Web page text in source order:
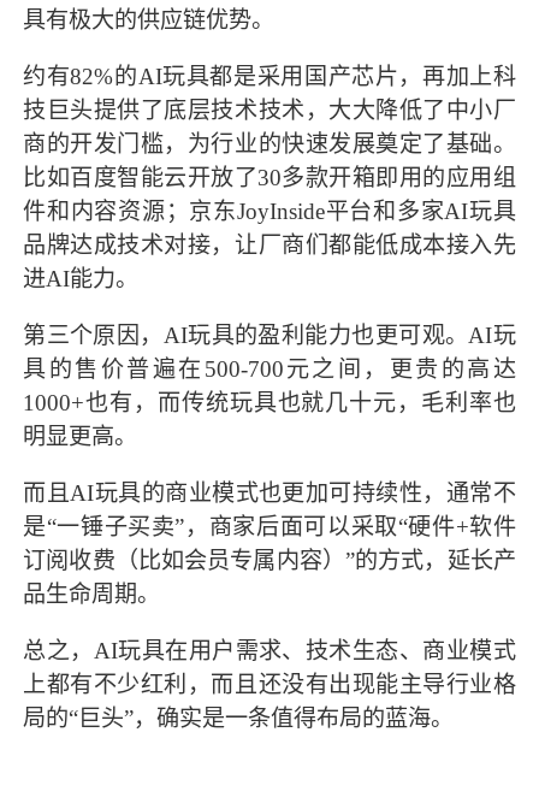
具有极大的供应链优势。
约有82%的AI玩具都是采用国产芯片，再加上科
技巨头提供了底层技术技术，大大降低了中小厂
商的开发门槛，为行业的快速发展奠定了基础。
比如百度智能云开放了30多款开箱即用的应用组
件和内容资源；京东JoyInside平台和多家AI玩具
品牌达成技术对接，让厂商们都能低成本接入先
进AI能力。
第三个原因，AI玩具的盈利能力也更可观。AI玩
具的售价普遍在500-700元之间，更贵的高达
1000+也有，而传统玩具也就几十元，毛利率也
明显更高。
而且AI玩具的商业模式也更加可持续性，通常不
是“一锤子买卖”，商家后面可以采取“硬件+软件
订阅收费（比如会员专属内容）”的方式，延长产
品生命周期。
总之，AI玩具在用户需求、技术生态、商业模式
上都有不少红利，而且还没有出现能主导行业格
局的“巨头”，确实是一条值得布局的蓝海。